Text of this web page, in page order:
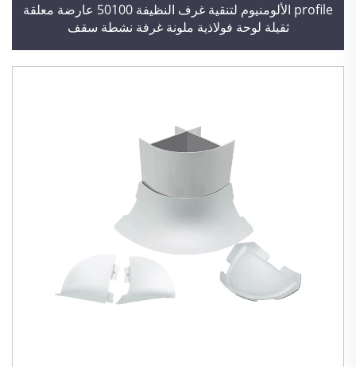
profile الألومنيوم لتنقية غرف النظيفة 50100 عارضة معلقة
ثقيلة لوحة فولاذية ملونة غرفة نشطة سقف